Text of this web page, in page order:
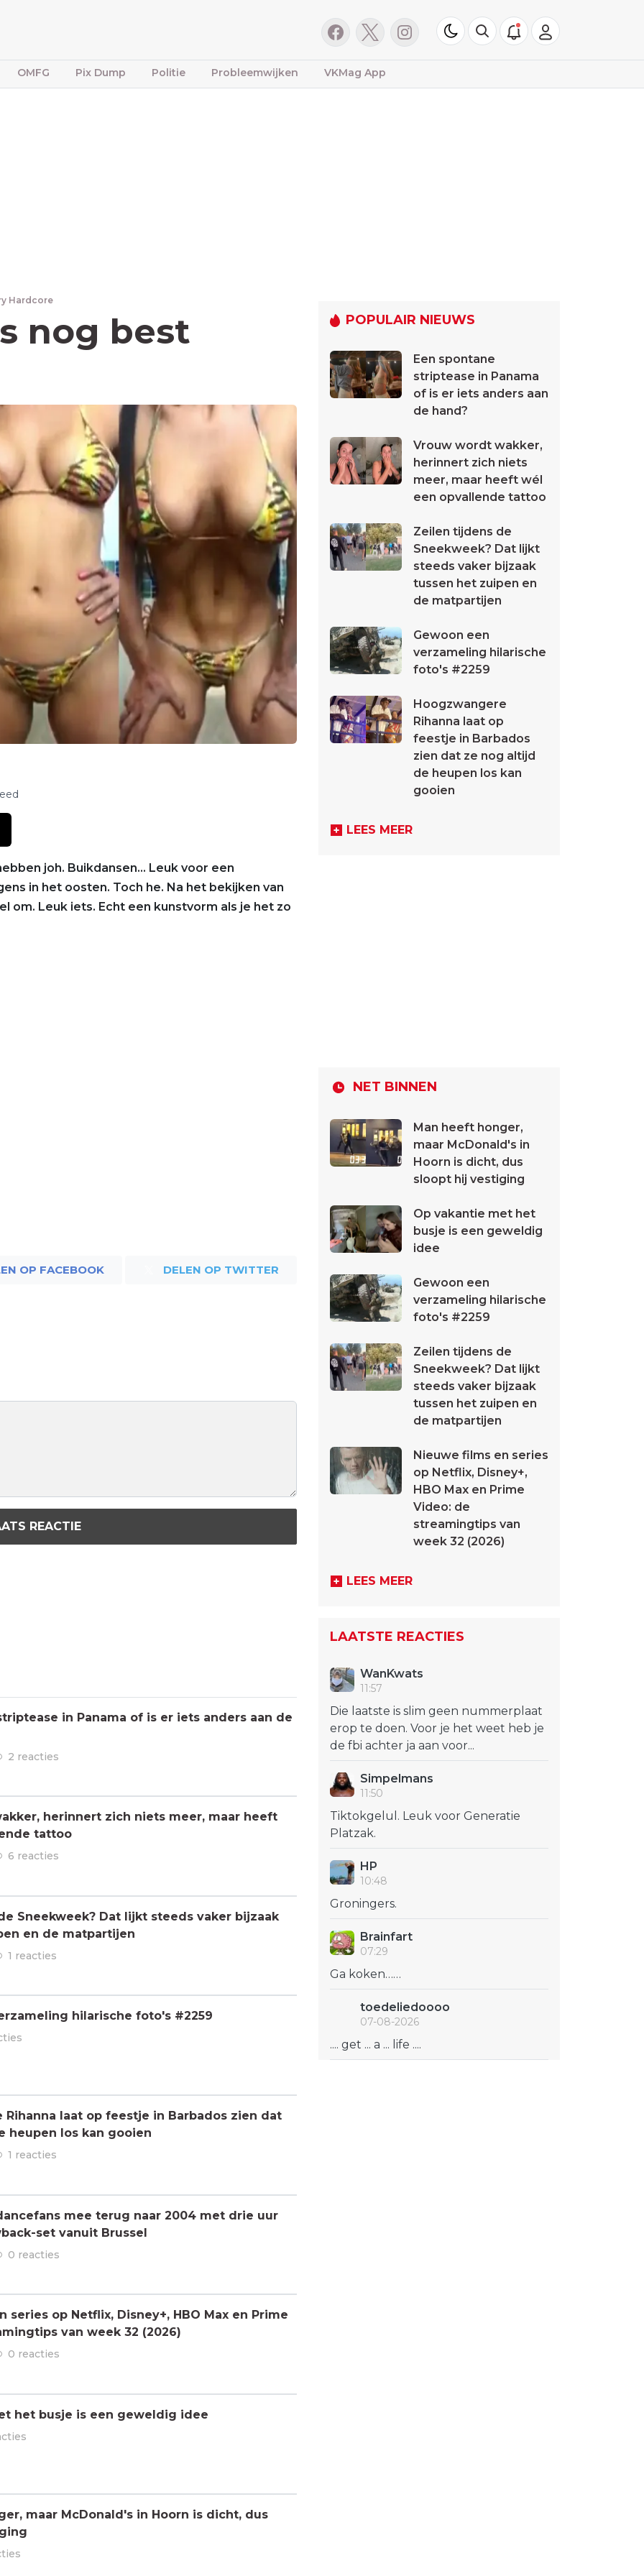
OMFG Pix Dump Politie Probleemwijken VKMag App
Hardcore
nog best
joh. Buikdansen… Leuk voor een
in het oosten. Toch he. Na het bekijken van
om. Leuk iets. Echt een kunstvorm als je het zo
OP FACEBOOK DELEN OP TWITTER
REACTIE
in Panama of is er iets anders aan de
2 reacties
herinnert zich niets meer, maar heeft
tattoo
6 reacties
Sneekweek? Dat lijkt steeds vaker bijzaak
en de matpartijen
1 reacties
hilarische foto's #2259
Rihanna laat op feestje in Barbados zien dat
heupen los kan gooien
1 reacties
mee terug naar 2004 met drie uur
set vanuit Brussel
0 reacties
series op Netflix, Disney+, HBO Max en Prime
van week 32 (2026)
0 reacties
het busje is een geweldig idee
maar McDonald's in Hoorn is dicht, dus
POPULAIR NIEUWS
Een spontane
striptease in Panama
of is er iets anders aan
de hand?
Vrouw wordt wakker,
herinnert zich niets
meer, maar heeft wél
een opvallende tattoo
Zeilen tijdens de
Sneekweek? Dat lijkt
steeds vaker bijzaak
tussen het zuipen en
de matpartijen
Gewoon een
verzameling hilarische
foto's #2259
Hoogzwangere
Rihanna laat op
feestje in Barbados
zien dat ze nog altijd
de heupen los kan
gooien
LEES MEER
NET BINNEN
Man heeft honger,
maar McDonald's in
Hoorn is dicht, dus
sloopt hij vestiging
Op vakantie met het
busje is een geweldig
idee
Gewoon een
verzameling hilarische
foto's #2259
Zeilen tijdens de
Sneekweek? Dat lijkt
steeds vaker bijzaak
tussen het zuipen en
de matpartijen
Nieuwe films en series
op Netflix, Disney+,
HBO Max en Prime
Video: de
streamingtips van
week 32 (2026)
LEES MEER
LAATSTE REACTIES
WanKwats
11:57
Die laatste is slim geen nummerplaat
erop te doen. Voor je het weet heb je
de fbi achter ja aan voor...
Simpelmans
11:50
Tiktokgelul. Leuk voor Generatie
Platzak.
HP
10:48
Groningers.
Brainfart
07:29
Ga koken……
toedeliedoooo
07-08-2026
.... get ... a ... life ....